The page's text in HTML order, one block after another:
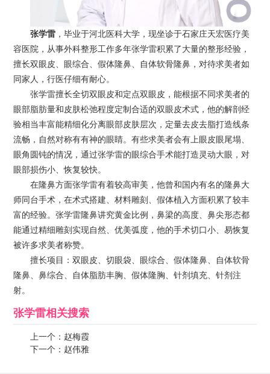
张学雷 ，毕业于河北医科大学，现坐诊于石家庄天宏医疗美
容医院，从事外科整形工作多年张学雷积累了大量的整形经验，
擅长双眼皮、眼综合、假体隆鼻、自体软骨隆鼻，对待求美者如
同家人，行医仔细有耐心。
张学雷擅长全切双眼皮和定点双眼皮，能根据不同求美者的
眼部脂肪量和皮肤松弛程度定制合适的双眼皮术式，他的解剖经
验相当丰富能精细化分离眼部皮肤层次，定量去皮去脂打造线条
流畅，自然对称有有神的眼睛。有些求美者会有上眼皮眼尾塌、
眼角圆钝的情况，通过张学雷的眼综合手术能打造灵动大眼，对
眼部损伤小、恢复较快。
在隆鼻方面张学雷有着较高审美，他曾和国内有名的隆鼻大
师同台手术，在术式搭建、材料雕刻、假体植入方面积累了较丰
富的经验。张学雷隆鼻讲究黄金比例，鼻梁的高度、鼻尖形态都
能通过精细雕刻实现自然、优美弧度，他的手术切口小、易恢复
被许多求美者称赞。
擅长项目：双眼皮、切眼袋、眼综合、假体隆鼻、自体软骨
隆鼻、鼻综合、自体脂肪丰胸、假体隆胸、针剂填充、针剂注
射。
张学雷相关搜索
上一个： 赵梅霞
下一个： 赵伟雅